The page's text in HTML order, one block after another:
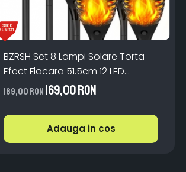
BZRSH Set 8 Lampi Solare Torta
Efect Flacara 51.5cm 12 LED
Gradina Alee
189,00 RON169,00 RON
Adauga in cos